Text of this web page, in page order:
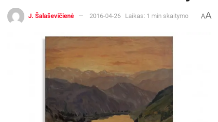
J. Šalaševičienė 2016-04-26 Laikas: 1 min skaitymo AA